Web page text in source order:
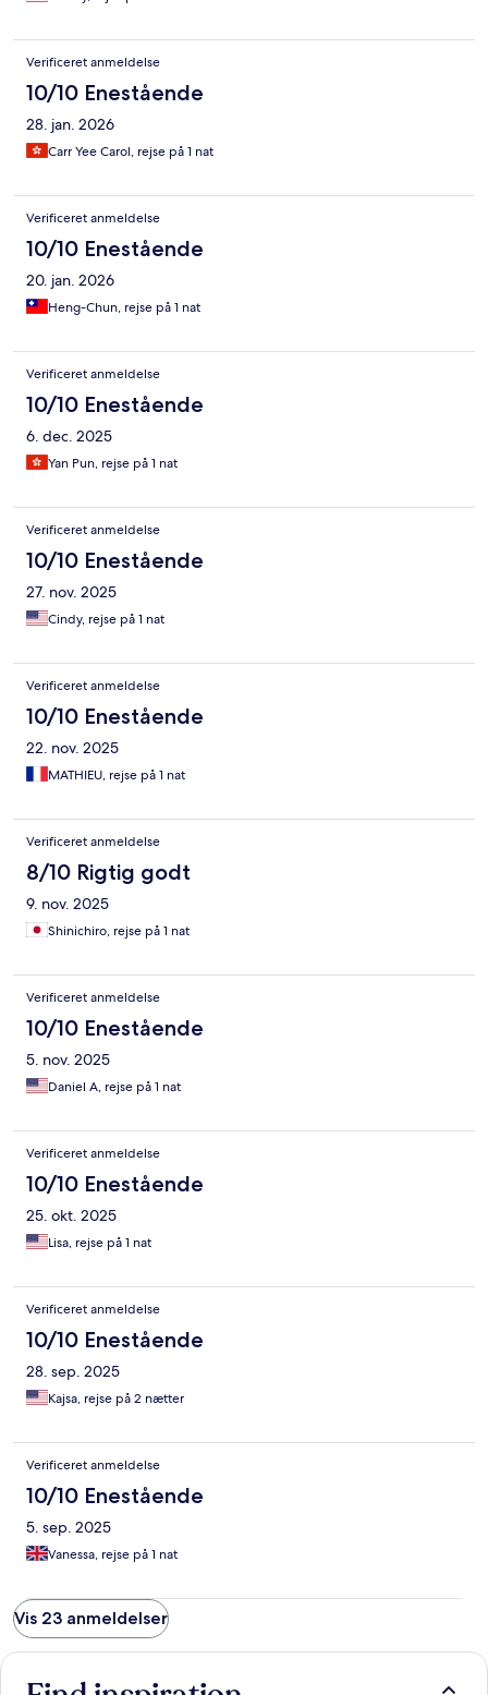
Verificeret anmeldelse
10/10 Enestående
28. jan. 2026
Carr Yee Carol, rejse på 1 nat
Verificeret anmeldelse
10/10 Enestående
20. jan. 2026
Heng-Chun, rejse på 1 nat
Verificeret anmeldelse
10/10 Enestående
6. dec. 2025
Yan Pun, rejse på 1 nat
Verificeret anmeldelse
10/10 Enestående
27. nov. 2025
Cindy, rejse på 1 nat
Verificeret anmeldelse
10/10 Enestående
22. nov. 2025
MATHIEU, rejse på 1 nat
Verificeret anmeldelse
8/10 Rigtig godt
9. nov. 2025
Shinichiro, rejse på 1 nat
Verificeret anmeldelse
10/10 Enestående
5. nov. 2025
Daniel A, rejse på 1 nat
Verificeret anmeldelse
10/10 Enestående
25. okt. 2025
Lisa, rejse på 1 nat
Verificeret anmeldelse
10/10 Enestående
28. sep. 2025
Kajsa, rejse på 2 nætter
Verificeret anmeldelse
10/10 Enestående
5. sep. 2025
Vanessa, rejse på 1 nat
Vis 23 anmeldelser